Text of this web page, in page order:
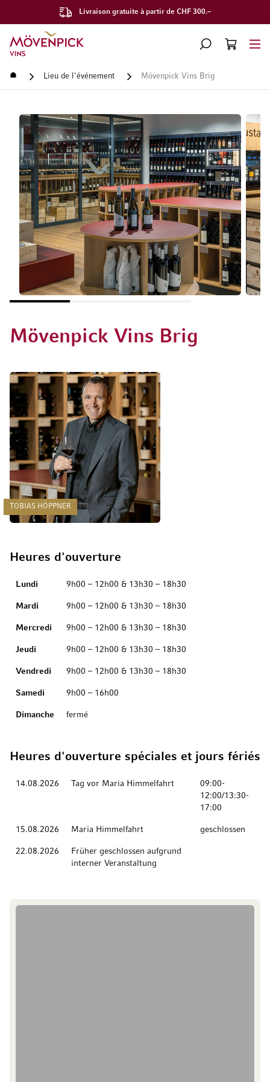
Livraison gratuite à partir de CHF 300.–
Aller à la page d'accueil
CHERCHERPANIER
Accueil Lieu de l'événement Mövenpick Vins Brig
Mövenpick Vins Brig
TOBIAS HÖPPNER
Heures d'ouverture
Jour
Hours
Lundi 9h00 – 12h00 & 13h30 – 18h30
Mardi 9h00 – 12h00 & 13h30 – 18h30
Mercredi 9h00 – 12h00 & 13h30 – 18h30
Jeudi 9h00 – 12h00 & 13h30 – 18h30
Vendredi 9h00 – 12h00 & 13h30 – 18h30
Samedi 9h00 – 16h00
Dimanche fermé
Heures d'ouverture spéciales et jours fériés
Rendez-vous amoureux
Description
Hours
14.08.2026 Tag vor Maria Himmelfahrt
09:00-
12:00/13:30-
17:00
15.08.2026 Maria Himmelfahrt geschlossen
22.08.2026
Früher geschlossen aufgrund
interner Veranstaltung